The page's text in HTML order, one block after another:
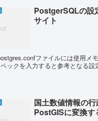
PostgerSQLの設
サイト
ファイルには使用メ
ックを入力すると参考となる設
国土数値情報の
PostGISに変換す